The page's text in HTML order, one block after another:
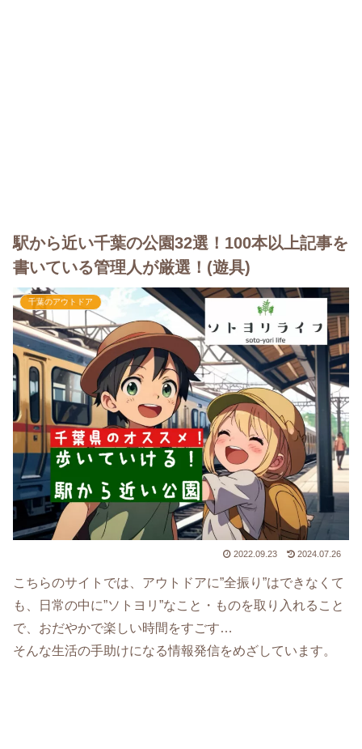
駅から近い千葉の公園32選！100本以上記事を
書いている管理人が厳選！(遊具)
千葉のアウトドア
2022.09.23 2024.07.26
こちらのサイトでは、アウトドアに”全振り”はできなくて
も、日常の中に”ソトヨリ”なこと・ものを取り入れること
で、おだやかで楽しい時間をすごす…
そんな生活の手助けになる情報発信をめざしています。